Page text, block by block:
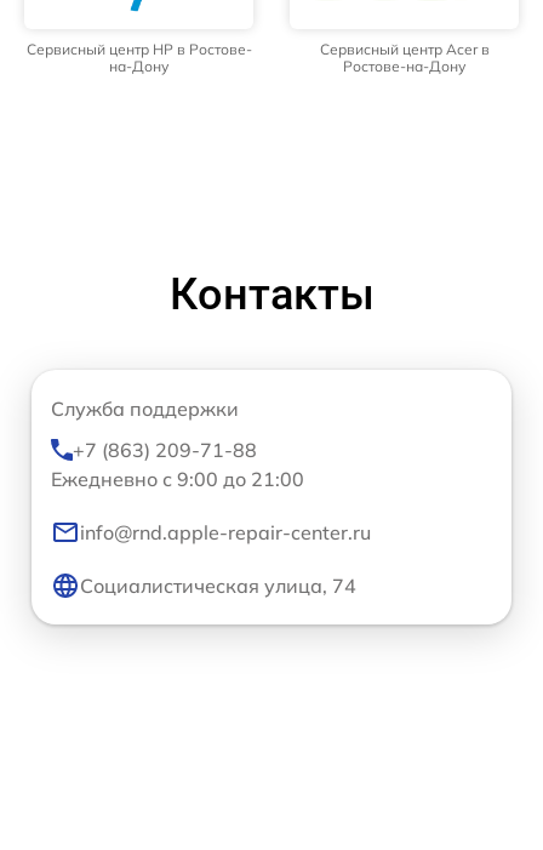
Сервисный центр HP в Ростове-
на-Дону
Сервисный центр Acer в
Ростове-на-Дону
Контакты
Служба поддержки
+7 (863) 209-71-88
Ежедневно с 9:00 до 21:00
info@rnd.apple-repair-center.ru
Социалистическая улица, 74